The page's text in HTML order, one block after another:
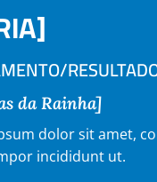
da Rainha]
dolor sit amet,
incididunt ut.